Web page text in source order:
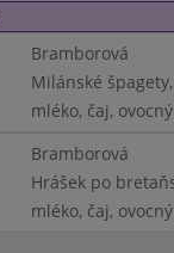
Bramborová
Milánské
mléko, čaj,
Bramborová
Hrášek po
mléko, čaj,